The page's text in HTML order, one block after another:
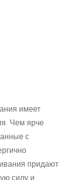
имеет
Чем ярче
с
придают